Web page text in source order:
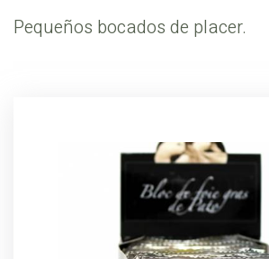
Pequeños bocados de placer.